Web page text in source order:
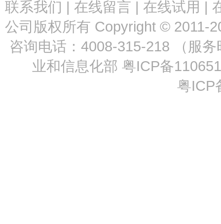
联系我们 | 在线留言 | 在线试用 |
公司版权所有 Copyright © 2011-
咨询电话：4008-315-218 （服
业和信息化部 粤ICP备
粤ICP